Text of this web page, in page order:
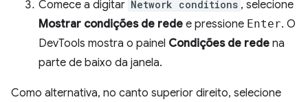
Comece a digitar Network conditions , selecione
Mostrar condições de rede e pressione Enter. O
DevTools mostra o painel Condições de rede na
parte de baixo da janela.
Como alternativa, no canto superior direito, selecione